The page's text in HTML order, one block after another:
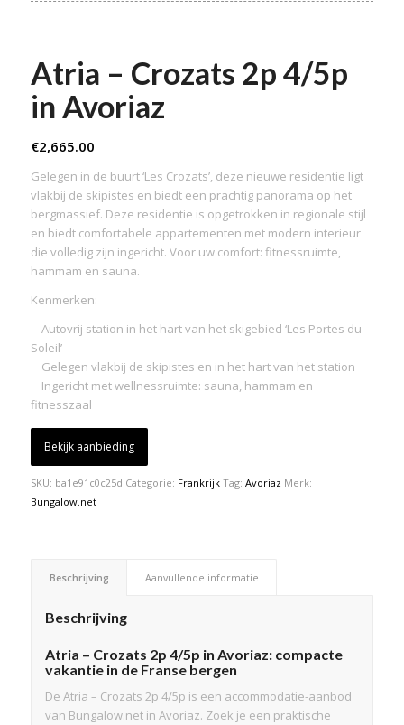
Atria – Crozats 2p 4/5p
in Avoriaz
€2,665.00
Gelegen in de buurt ‘Les Crozats’, deze nieuwe residentie ligt
vlakbij de skipistes en biedt een prachtig panorama op het
bergmassief. Deze residentie is opgetrokken in regionale stijl
en biedt comfortabele appartementen met modern interieur
die volledig zijn ingericht. Voor uw comfort: fitnessruimte,
hammam en sauna.
Kenmerken:
Autovrij station in het hart van het skigebied ‘Les Portes du
Soleil’
Gelegen vlakbij de skipistes en in het hart van het station
Ingericht met wellnessruimte: sauna, hammam en
fitnesszaal
Bekijk aanbieding
SKU: ba1e91c0c25d Categorie: Frankrijk Tag: Avoriaz Merk:
Bungalow.net
Beschrijving Aanvullende informatie
Beschrijving
Atria – Crozats 2p 4/5p in Avoriaz: compacte
vakantie in de Franse bergen
De Atria – Crozats 2p 4/5p is een accommodatie-aanbod
van Bungalow.net in Avoriaz. Zoek je een praktische